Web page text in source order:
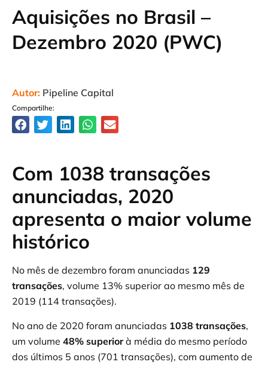
Aquisições no Brasil –
Dezembro 2020 (PWC)
Autor: Pipeline Capital
Compartilhe:
Com 1038 transações
anunciadas, 2020
apresenta o maior volume
histórico
No mês de dezembro foram anunciadas 129
transações, volume 13% superior ao mesmo mês de
2019 (114 transações).
No ano de 2020 foram anunciadas 1038 transações,
um volume 48% superiorà média do mesmo período
dos últimos 5 anos (701 transações), com aumento de